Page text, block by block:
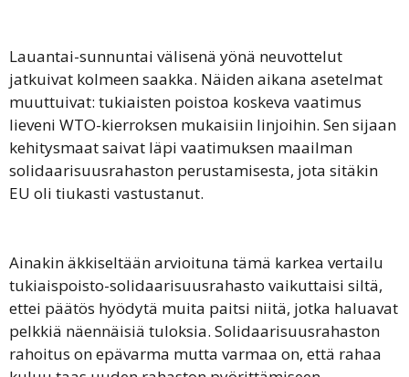
Lauantai-sunnuntai välisenä yönä neuvottelut
jatkuivat kolmeen saakka. Näiden aikana asetelmat
muuttuivat: tukiaisten poistoa koskeva vaatimus
lieveni WTO-kierroksen mukaisiin linjoihin. Sen sijaan
kehitysmaat saivat läpi vaatimuksen maailman
solidaarisuusrahaston perustamisesta, jota sitäkin
EU oli tiukasti vastustanut.
Ainakin äkkiseltään arvioituna tämä karkea vertailu
tukiaispoisto-solidaarisuusrahasto vaikuttaisi siltä,
ettei päätös hyödytä muita paitsi niitä, jotka haluavat
pelkkiä näennäisiä tuloksia. Solidaarisuusrahaston
rahoitus on epävarma mutta varmaa on, että rahaa